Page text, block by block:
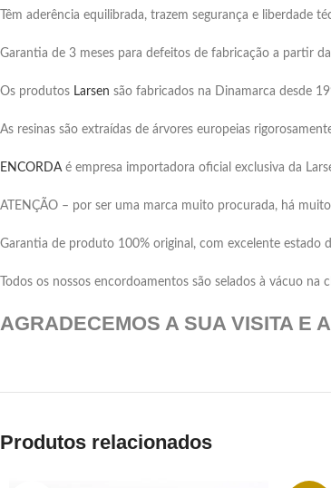
Têm aderência equilibrada, trazem segurança e liberdade
Garantia de 3 meses para defeitos de fabricação a partir
Os produtos Larsen são fabricados na Dinamarca desde
As resinas são extraídas de árvores europeias
ENCORDAé empresa importadora oficial exclusiva da
ATENÇÃO – por ser uma marca muito procurada, há
Garantia de produto 100% original, com excelente estado
Todos os nossos encordoamentos são selados à vácuo
AGRADECEMOS A SUA VISITA E
Produtos relacionados